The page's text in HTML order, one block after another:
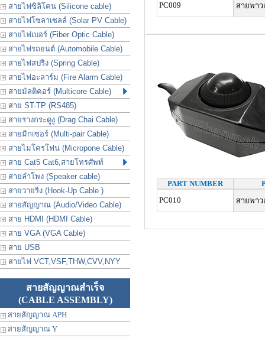
สายไฟซิลิโคน (Silicone cable)
สายไฟโซลาเซลล์ (Solar PV Cable)
สายไฟเบอร์ (Fiber Optic Cable)
สายไฟรถยนต์ (Automobile Cable)
สายไฟสปริง (Spring Cable)
สายไฟอะลาร์ม (Fire Alarm Cable)
สายมัลติคอร์ (Multicore Cable)
สาย ST-TP (RS485)
สายรางกระดูงู (Drag Chai Cable)
สายมิกเซอร์ (Multi-pair Cable)
สายไมโครโฟน (Micropone Cable)
สาย Cat5 Cat6,สายโทรศัพท์
สายลำโพง (Speaker cable)
สายวายริ่ง (Hook-Up Cable )
สายสัญญาณ (Audio/Video Cable)
สาย HDMI (HDMI Cable)
สาย VGA (VGA Cable)
สาย USB
สายไฟ VCT,VSF,THW,CVV,NYY
สายสัญญาณสำเร็จ
(CABLE ASSEMBLY)
สายสัญญาณ APH
สายสัญญาณ Y
PC009
สายพาว
PART NUMBER
PC010
สายพาว